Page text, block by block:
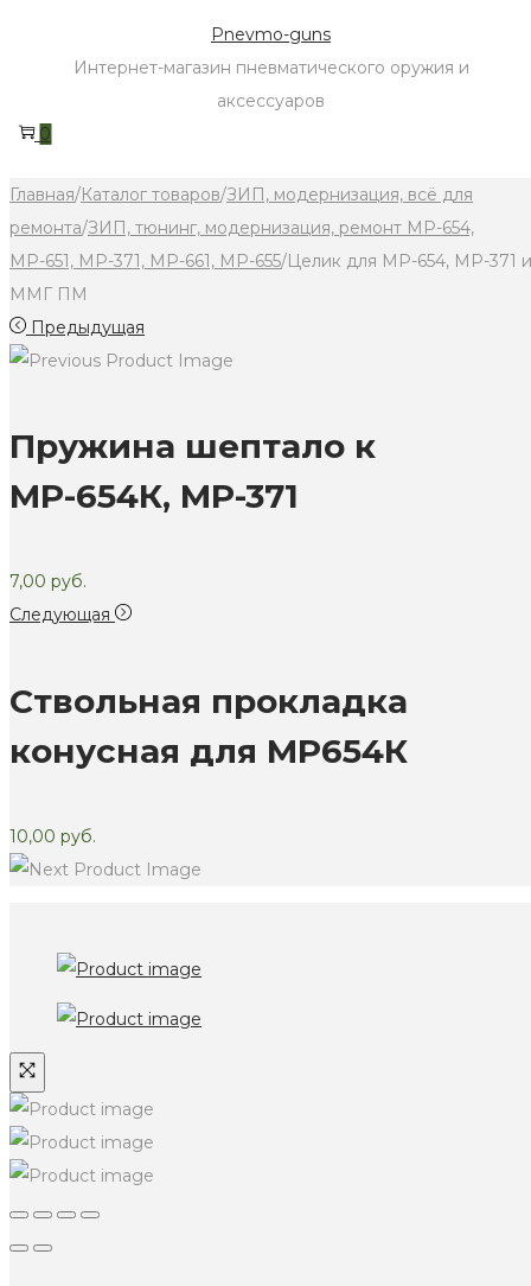
Pnevmo-guns
Интернет-магазин пневматического оружия и
аксессуаров
0
Главная/Каталог товаров/ЗИП, модернизация, всё для
ремонта/ЗИП, тюнинг, модернизация, ремонт МР-654,
МР-651, МР-371, МР-661, МР-655/Целик для МР-654, МР-371 и
ММГ ПМ
Предыдущая
Пружина шептало к
МР-654К, МР-371
7,00 руб.
Следующая
Ствольная прокладка
конусная для МР654К
10,00 руб.